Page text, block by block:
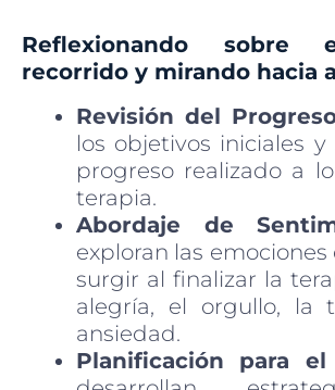
Reflexionando sobre
recorrido y mirando hacia
Revisión del
los objetivos iniciales y
progreso realizado a
terapia.
Abordaje de
exploran las
surgir al finalizar la
alegría, el orgullo, la
ansiedad.
Planificación para el